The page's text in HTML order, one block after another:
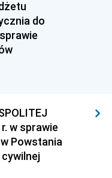
1946
do
w sprawie
Powstania